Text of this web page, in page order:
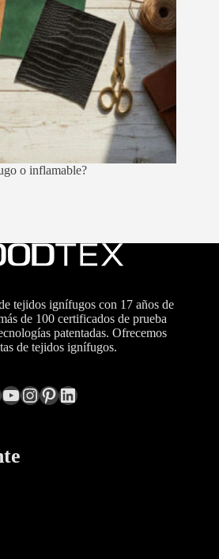
o inflamable?
tejidos ignífugos con 17 años de
de 100 certificados de prueba
patentadas. Ofrecemos
de tejidos ignífugos.
YouTube
Instagram
Pinterest
LinkedIn